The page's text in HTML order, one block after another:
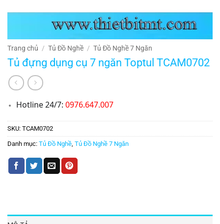
Trang chủ / Tủ Đồ Nghề / Tủ Đồ Nghề 7 Ngăn
Tủ đựng dụng cụ 7 ngăn Toptul TCAM0702
Hotline 24/7:0976.647.007
SKU: TCAM0702
Danh mục: Tủ Đồ Nghề Tủ Đồ Nghề 7 Ngăn